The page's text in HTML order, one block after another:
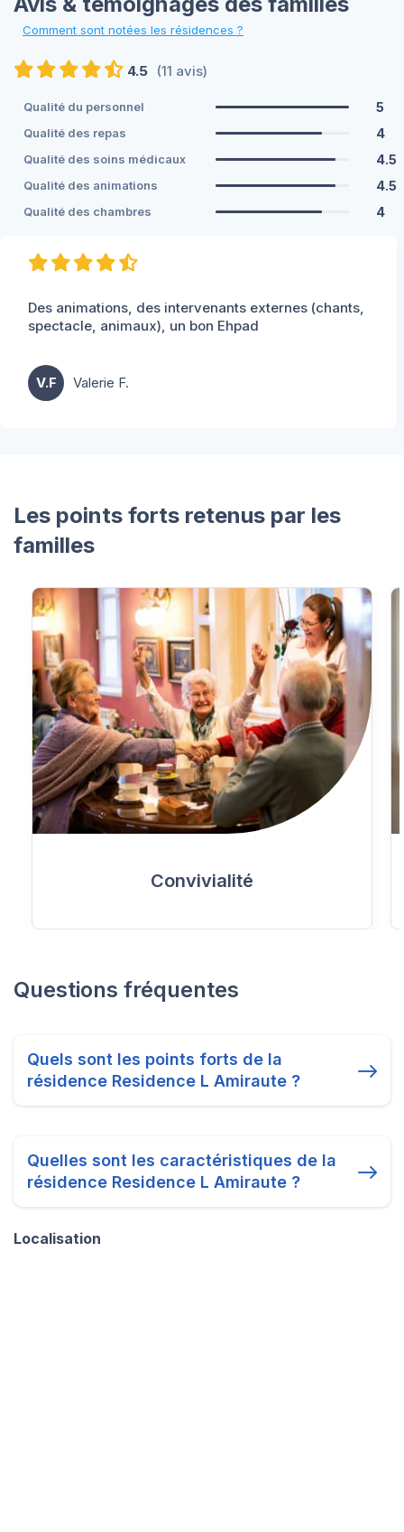
Comment sont notées les résidences ?
4.5 (11 avis)
Qualité du personnel 5
Qualité des repas 4
Qualité des soins médicaux 4.5
Qualité des animations 4.5
Qualité des chambres 4
Des animations, des intervenants externes (chants,
spectacle, animaux), un bon Ehpad
V.F Valerie F.
Les points forts retenus par les
familles
Convivialité
Questions fréquentes
Quels sont les points forts de la
résidence Residence L Amiraute ?
Quelles sont les caractéristiques de la
résidence Residence L Amiraute ?
Localisation